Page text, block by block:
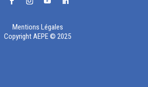
Mentions Légales
Copyright AEPE © 2025